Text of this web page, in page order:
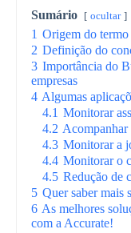
Sumário ocultar
1 Origem do
2 Definição do
3 Importância do
empresas
4 Algumas
4.1 Monitorar
4.2 Acompanhar
4.3 Monitorar a
4.4 Monitorar o
4.5 Redução de
5 Quer saber mais
6 As melhores
com a Accurate!